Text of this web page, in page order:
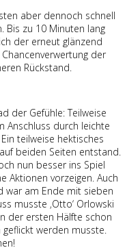
aber dennoch schnell
Bis zu 10 Minuten lang
der erneut glänzend
der
Rückstand.
der Gefühle: Teilweise
Anschluss durch leichte
teilweise hektisches
beiden Seiten entstand.
nun besser ins Spiel
Aktionen vorzeigen. Auch
war am Ende mit sieben
musste ‚Otto‘ Orlowski
der ersten Hälfte schon
werden musste.